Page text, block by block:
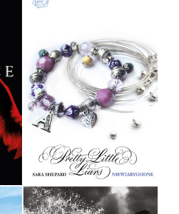
NIEWIARYGODNE
SARA SHEPARD
OPRAWA MIĘKKA
29,90 ZŁ